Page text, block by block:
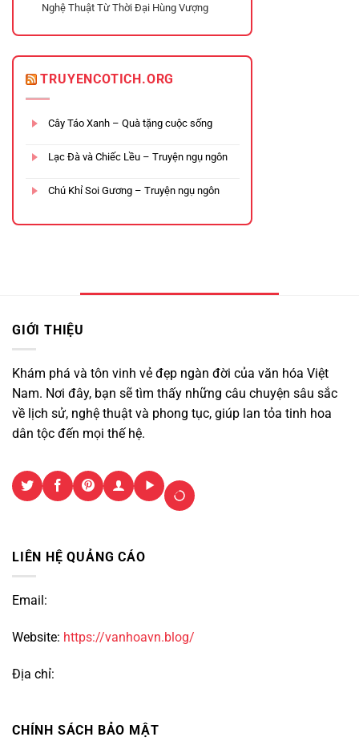
Nghệ Thuật Từ Thời Đại Hùng Vượng
TRUYENCOTICH.ORG
Cây Táo Xanh – Quà tặng cuộc sống
Lạc Đà và Chiếc Lều – Truyện ngụ ngôn
Chú Khỉ Soi Gương – Truyện ngụ ngôn
GIỚI THIỆU
Khám phá và tôn vinh vẻ đẹp ngàn đời của văn hóa Việt
Nam. Nơi đây, bạn sẽ tìm thấy những câu chuyện sâu sắc
về lịch sử, nghệ thuật và phong tục, giúp lan tỏa tinh hoa
dân tộc đến mọi thế hệ.
LIÊN HỆ QUẢNG CÁO
Email:
Website: https://vanhoavn.blog/
Địa chỉ:
CHÍNH SÁCH BẢO MẬT